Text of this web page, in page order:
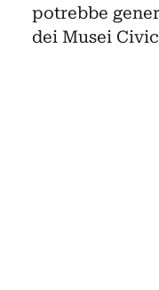
potrebbe
dei Musei